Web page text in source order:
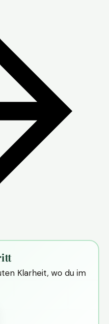
Klarheit, wo du im